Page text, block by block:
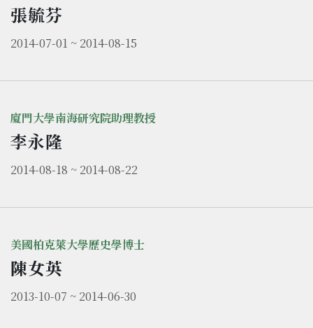
張毓芬
2014-07-01 ~ 2014-08-15
廈門大學南海研究院助理教授
李永隆
2014-08-18 ~ 2014-08-22
美國柏克萊大學歷史學博士
陳女英
2013-10-07 ~ 2014-06-30